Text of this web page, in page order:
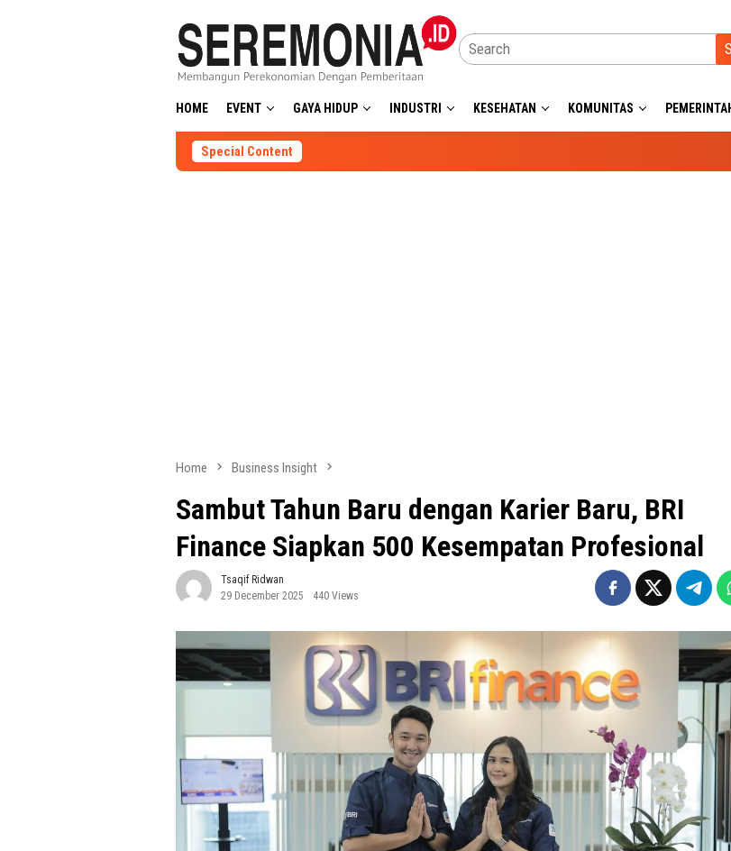
HOME EVENT GAYA HIDUP INDUSTRI KESEHATAN KOMUNITAS
Special Content
Home Business Insight
Sambut Tahun Baru dengan Karier Baru, BRI
Finance Siapkan 500 Kesempatan Profesional
Tsaqif Ridwan
29 December 2025
440 Views